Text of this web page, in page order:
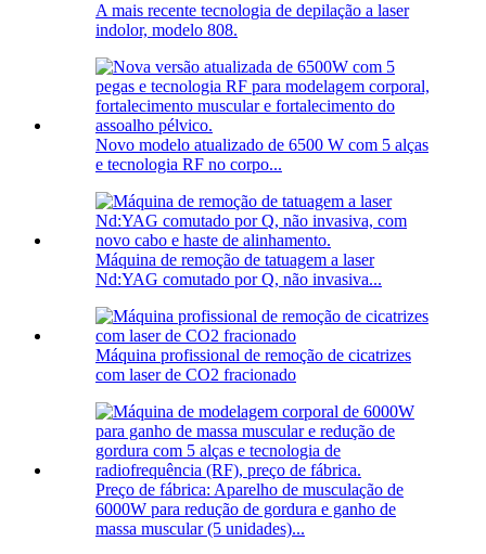
A mais recente tecnologia de depilação a laser
indolor, modelo 808.
Novo modelo atualizado de 6500 W com 5 alças
e tecnologia RF no corpo...
Máquina de remoção de tatuagem a laser
Nd:YAG comutado por Q, não invasiva...
Máquina profissional de remoção de cicatrizes
com laser de CO2 fracionado
Preço de fábrica: Aparelho de musculação de
6000W para redução de gordura e ganho de
massa muscular (5 unidades)...